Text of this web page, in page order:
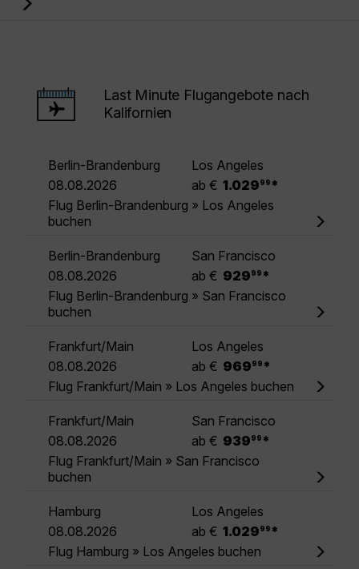
Last Minute Flugangebote nach
Kalifornien
Berlin-Brandenburg
Los Angeles
08.08.2026
ab € 1.029 99 *
Flug Berlin-Brandenburg » Los Angeles
buchen
Berlin-Brandenburg
San Francisco
08.08.2026
ab € 929 99 *
Flug Berlin-Brandenburg » San Francisco
buchen
Frankfurt/Main
Los Angeles
08.08.2026
ab € 969 99 *
Flug Frankfurt/Main » Los Angeles buchen
Frankfurt/Main
San Francisco
08.08.2026
ab € 939 99 *
Flug Frankfurt/Main » San Francisco
buchen
Hamburg
Los Angeles
08.08.2026
ab € 1.029 99 *
Flug Hamburg » Los Angeles buchen